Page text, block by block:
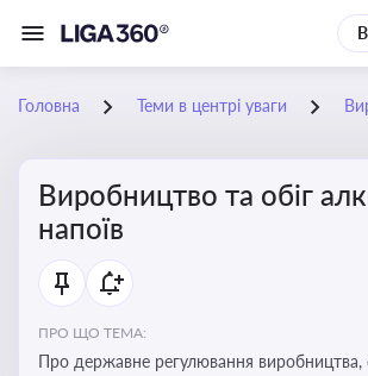
Головна Теми в центрі уваги
Виробництво та обіг
напоїв
ПРО ЩО ТЕМА:
Про державне регулювання виробництва,